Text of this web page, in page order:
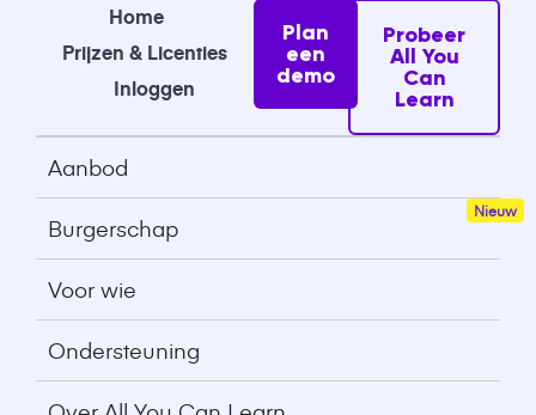
Home
Prijzen & Licenties
Inloggen
Plan
een
demo
Probeer
All You
Can
Learn
Aanbod
Burgerschap
Voor wie
Ondersteuning